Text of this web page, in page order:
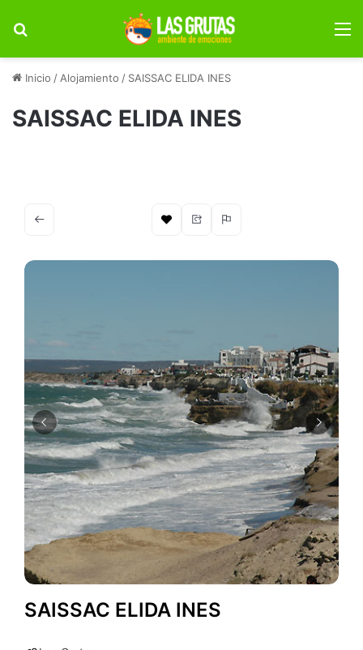
Inicio / Alojamiento / SAISSAC ELIDA INES
SAISSAC ELIDA INES
SAISSAC ELIDA INES